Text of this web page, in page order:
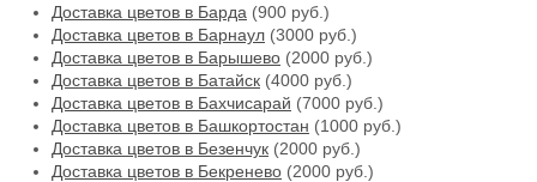
Доставка цветов в Барда (900 руб.)
Доставка цветов в Барнаул (3000 руб.)
Доставка цветов в Барышево (2000 руб.)
Доставка цветов в Батайск (4000 руб.)
Доставка цветов в Бахчисарай (7000 руб.)
Доставка цветов в Башкортостан (1000 руб.)
Доставка цветов в Безенчук (2000 руб.)
Доставка цветов в Бекренево (2000 руб.)